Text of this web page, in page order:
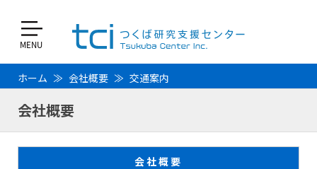
ホーム 会社概要 交通案内
会社概要
会社概要